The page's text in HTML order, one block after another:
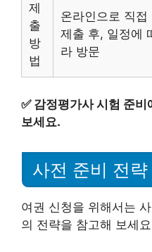
제
출
방
법
온라인으로 직접
제출 후, 일정에
라 방문
✅ 감정평가사 시험 준비
보세요.
사전 준비 전략
여권 신청을 위해서는
의 전략을 참고해 보세